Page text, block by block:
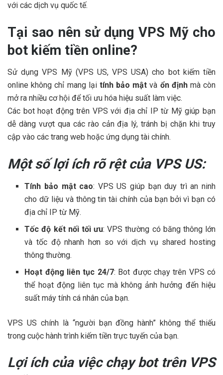
với các dịch vụ quốc tế.
Tại sao nên sử dụng VPS Mỹ cho
bot kiếm tiền online?
Sử dụng VPS Mỹ (VPS US, VPS USA) cho bot kiếm tiền
online không chỉ mang lại tính bảo mật và ổn địnhmà còn
mở ra nhiều cơ hội để tối ưu hóa hiệu suất làm việc.
Các bot hoạt động trên VPS với địa chỉ IP từ Mỹ giúp bạn
dễ dàng vượt qua các rào cản địa lý, tránh bị chặn khi truy
cập vào các trang web hoặc ứng dụng tài chính.
Một số lợi ích rõ rệt của VPS US:
Tính bảo mật cao: VPS US giúp bạn duy trì an ninh
cho dữ liệu và thông tin tài chính của bạn bởi vì bạn có
địa chỉ IP từ Mỹ.
Tốc độ kết nối tối ưu: VPS thường có băng thông lớn
và tốc độ nhanh hơn so với dịch vụ shared hosting
thông thường.
Hoạt động liên tục 24/7: Bot được chạy trên VPS có
thể hoạt động liên tục mà không ảnh hưởng đến hiệu
suất máy tính cá nhân của bạn.
VPS US chính là “người bạn đồng hành” không thể thiếu
trong cuộc hành trình kiếm tiền trực tuyến của bạn.
Lợi ích của việc chạy bot trên VPS